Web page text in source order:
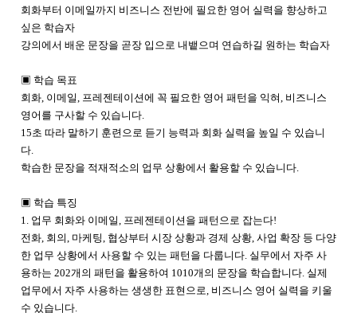
회화부터 이메일까지 비즈니스 전반에 필요한 영어 실력을 향상하고
싶은 학습자
강의에서 배운 문장을 곧장 입으로 내뱉으며 연습하길 원하는 학습자
▣ 학습 목표
회화, 이메일, 프레젠테이션에 꼭 필요한 영어 패턴을 익혀, 비즈니스
영어를 구사할 수 있습니다.
15초 따라 말하기 훈련으로 듣기 능력과 회화 실력을 높일 수 있습니
다.
학습한 문장을 적재적소의 업무 상황에서 활용할 수 있습니다.
▣ 학습 특징
1. 업무 회화와 이메일, 프레젠테이션을 패턴으로 잡는다!
전화, 회의, 마케팅, 협상부터 시장 상황과 경제 상황, 사업 확장 등 다양
한 업무 상황에서 사용할 수 있는 패턴을 다룹니다. 실무에서 자주 사
용하는 202개의 패턴을 활용하여 1010개의 문장을 학습합니다. 실제
업무에서 자주 사용하는 생생한 표현으로, 비즈니스 영어 실력을 키울
수 있습니다.